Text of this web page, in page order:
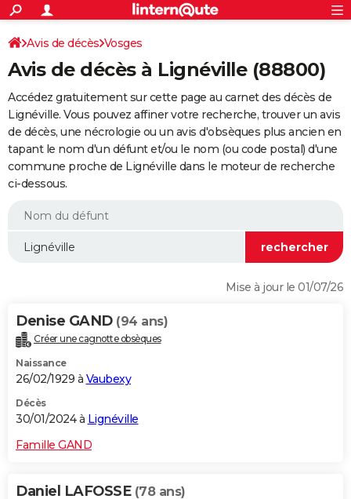
ACTUALITÉS
Politique
Société
Faits Divers
Education
Monde
Villes
+
SPORT
Coupe du monde 2026
Football
Tennis
Cyclisme
Rugby
Forum
Programme TV
TNTStreaming
Cinéma
Sorties cinéma
Musique
+FINANCE
Retraite
Epargne
Immobilier
Risques naturels par ville
Assurance
AUTO
Essais
Réserver un essai
Citadines
Berlines
SUV
Forum auto
+HIGH-TECH
BRICOLAGE
WEEK-END
Alimentation
Guide de la santé
Maladies
Médicaments
Sommeil
VOYAGE
Destinations
City break
Voyage nature
Voyage de noces
Forum
Climat
+PHOTO
GUIDES D'ACHAT
Carte de Noël
Carte Bonne année
Carte Saint-Valentin
Carte Pâques
Carte d'anniversaire
Avis de décès Vosges
Avis de décès à Lignéville (88800)
Accédez gratuitement sur cette page au carnet des décès de
Lignéville. Vous pouvez affiner votre recherche, trouver un avis
de décès, une nécrologie ou un avis d'obsèques plus ancien en
tapant le nom d'un défunt et/ou le nom (ou code postal) d'une
commune proche de Lignéville dans le moteur de recherche
ci-dessous.
Mise à jour le 01/07/26
Denise GAND (94 ans)
Créer une cagnotte obsèques
Naissance
26/02/1929 à Vaubexy
Décès
30/01/2024 à Lignéville
Famille GAND
Daniel LAFOSSE (78 ans)